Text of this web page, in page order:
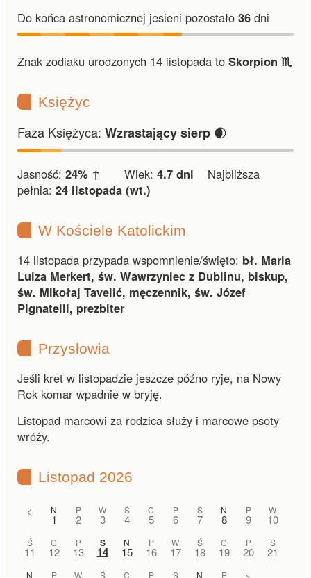
Do końca astronomicznej jesieni pozostało 36 dni
Znak zodiaku urodzonych 14 listopada to Skorpion ♏︎
Księżyc
Faza Księżyca: Wzrastający sierp 🌒
Jasność: 24% ↑ Wiek: 4.7 dni Najbliższa
pełnia: 24 listopada (wt.)
W Kościele Katolickim
14 listopada przypada wspomnienie/święto: bł. Maria
Luiza Merkert, św. Wawrzyniec z Dublinu, biskup,
św. Mikołaj Tavelić, męczennik, św. Józef
Pignatelli, prezbiter
Przysłowia
Jeśli kret w listopadzie jeszcze późno ryje, na Nowy
Rok komar wpadnie w bryję.
Listopad marcowi za rodzica służy i marcowe psoty
wróży.
Listopad 2026
< N
1
P
2
W
3
Ś
4
C
5
P
6
S
7
N
8
P
9
W
10
Ś
11
C
12
P
13
S
14
N
15
P
16
W
17
Ś
18
C
19
P
20
S
21
N P W Ś C P S N P